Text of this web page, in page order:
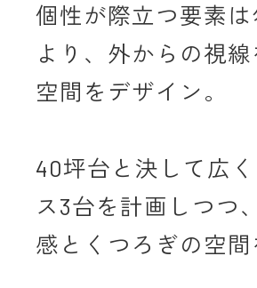
個性が際立つ要素
より、外からの視
空間をデザイン。
40坪台と決して広
ス3台を計画しつつ
感とくつろぎの空間